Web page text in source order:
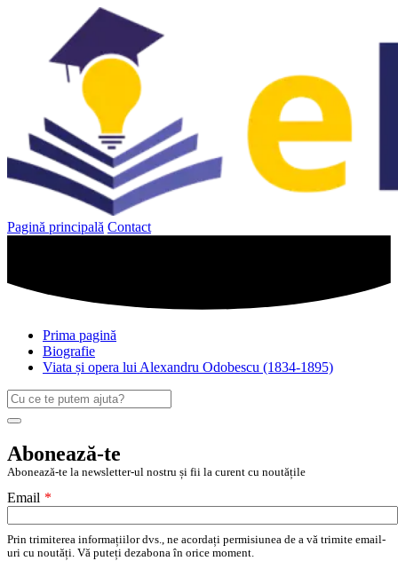
Pagină principală Contact
Prima pagină
Biografie
Viata și opera lui Alexandru Odobescu (1834-1895)
Caută
după:
Search
Abonează-te
Abonează-te la newsletter-ul nostru și fii la curent cu noutățile
Email *
Prin trimiterea informațiilor dvs., ne acordați permisiunea de a vă trimite email-
uri cu noutăți. Vă puteți dezabona în orice moment.